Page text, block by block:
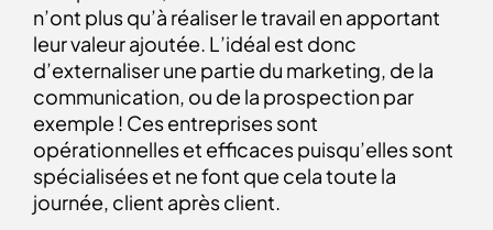
n’ont plus qu’à réaliser le travail en apportant
leur valeur ajoutée. L’idéal est donc
d’externaliser une partie du marketing, de la
communication, ou de la prospection par
exemple ! Ces entreprises sont
opérationnelles et efficaces puisqu’elles sont
spécialisées et ne font que cela toute la
journée, client après client.